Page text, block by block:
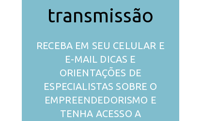
transmissão
RECEBA EM SEU CELULAR E
E-MAIL DICAS E
ORIENTAÇÕES DE
ESPECIALISTAS SOBRE O
EMPREENDEDORISMO E
TENHA ACESSO A